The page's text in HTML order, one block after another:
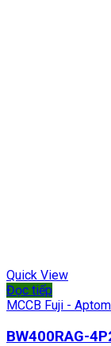
Quick View
Đọc tiếp
MCCB Fuji -
BW400RAG-